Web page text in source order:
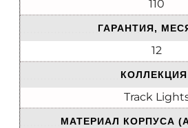
110
ГАРАНТИЯ,
12
КОЛЛЕКЦИЯ
Track
МАТЕРИАЛ КОРПУСА